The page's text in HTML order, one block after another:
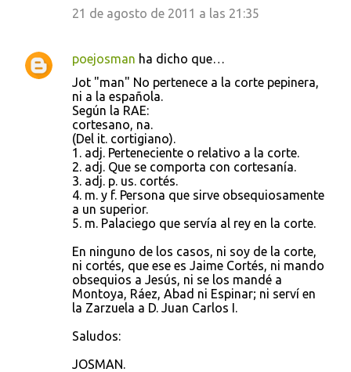
21 de agosto de 2011 a las 21:35
poejosman ha dicho que…
Jot "man" No pertenece a la corte pepinera,
ni a la española.
Según la RAE:
cortesano, na.
(Del it. cortigiano).
1. adj. Perteneciente o relativo a la corte.
2. adj. Que se comporta con cortesanía.
3. adj. p. us. cortés.
4. m. y f. Persona que sirve obsequiosamente
a un superior.
5. m. Palaciego que servía al rey en la corte.
En ninguno de los casos, ni soy de la corte,
ni cortés, que ese es Jaime Cortés, ni mando
obsequios a Jesús, ni se los mandé a
Montoya, Ráez, Abad ni Espinar; ni serví en
la Zarzuela a D. Juan Carlos I.
Saludos:
JOSMAN.